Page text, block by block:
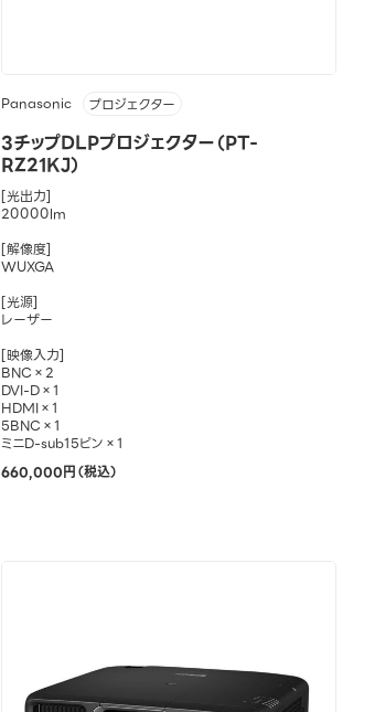
Panasonic プロジェクター
3チップDLPプロジェクター（PT-
RZ21KJ）
[光出力]
20000lm
[解像度]
WUXGA
[光源]
レーザー
[映像入力]
BNC×2
DVI-D×1
HDMI×1
5BNC×1
ミニD-sub15ピン×1
660,000円（税込）